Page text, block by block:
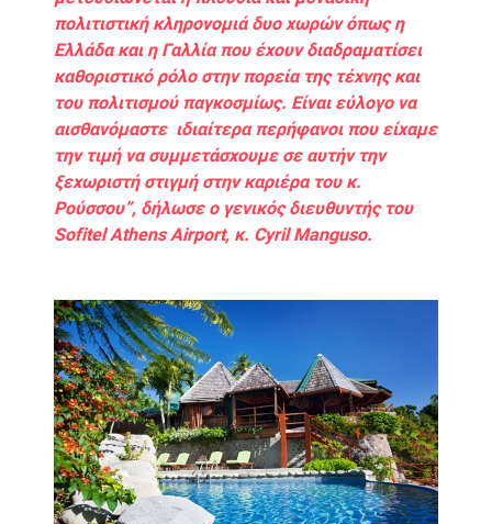
πολιτιστική κληρονομιά δυο χωρών όπως η
Ελλάδα και η Γαλλία που έχουν διαδραματίσει
καθοριστικό ρόλο στην πορεία της τέχνης και
του πολιτισμού παγκοσμίως. Είναι εύλογο να
αισθανόμαστε ιδιαίτερα περήφανοι που είχαμε
την τιμή να συμμετάσχουμε σε αυτήν την
ξεχωριστή στιγμή στην καριέρα του κ.
Ρούσσου”, δήλωσε ο γενικός διευθυντής του
Sofitel Athens Airport, κ. Cyril Manguso.